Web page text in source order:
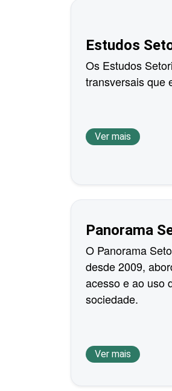
Estudos
Os Estudos
transversais que
Ver mais
Panorama
O Panorama
desde 2009,
acesso e ao uso
sociedade.
Ver mais